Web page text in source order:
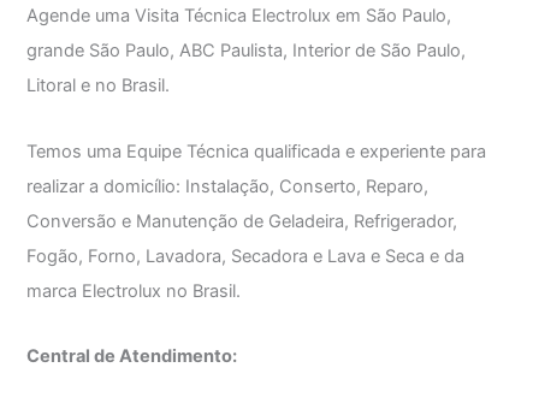
Agende uma Visita Técnica Electrolux em São Paulo,
grande São Paulo, ABC Paulista, Interior de São Paulo,
Litoral e no Brasil.
Temos uma Equipe Técnica qualificada e experiente para
realizar a domicílio: Instalação, Conserto, Reparo,
Conversão e Manutenção de Geladeira, Refrigerador,
Fogão, Forno, Lavadora, Secadora e Lava e Seca e da
marca Electrolux no Brasil.
Central de Atendimento: